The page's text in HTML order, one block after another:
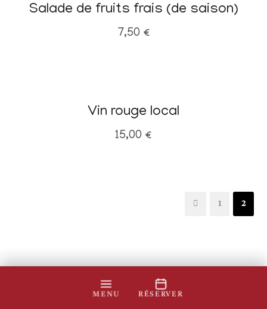
Salade de fruits frais (de saison)
7,50 €
Vin rouge local
15,00 €
1 2
MENU RÉSERVER